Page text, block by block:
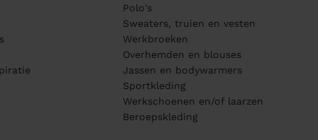
Polo's
Sweaters, truien en vesten
Werkbroeken
Overhemden en blouses
Jassen en bodywarmers
Sportkleding
Werkschoenen en/of laarzen
Beroepskleding